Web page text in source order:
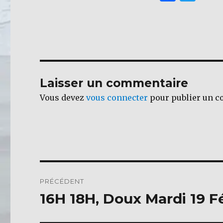
b
o
k
r
Laisser un commentaire
Vous devezvous connecter pour publier un
de
PRÉCÉDENT
Publication
16H 18H, Doux Mardi 19